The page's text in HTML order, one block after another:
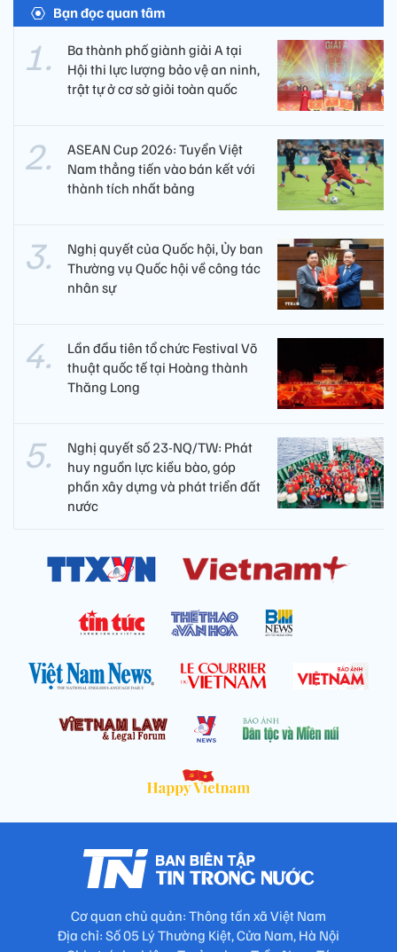
Bạn đọc quan tâm
Ba thành phố giành giải A tại
Hội thi lực lượng bảo vệ an ninh,
trật tự ở cơ sở giỏi toàn quốc
ASEAN Cup 2026: Tuyển Việt
Nam thẳng tiến vào bán kết với
thành tích nhất bảng
Nghị quyết của Quốc hội, Ủy ban
Thường vụ Quốc hội về công tác
nhân sự
Lần đầu tiên tổ chức Festival Võ
thuật quốc tế tại Hoàng thành
Thăng Long
Nghị quyết số 23-NQ/TW: Phát
huy nguồn lực kiều bào, góp
phần xây dựng và phát triển đất
nước
Cơ quan chủ quản: Thông tấn xã Việt Nam
Địa chỉ: Số 05 Lý Thường Kiệt, Cửa Nam, Hà Nội